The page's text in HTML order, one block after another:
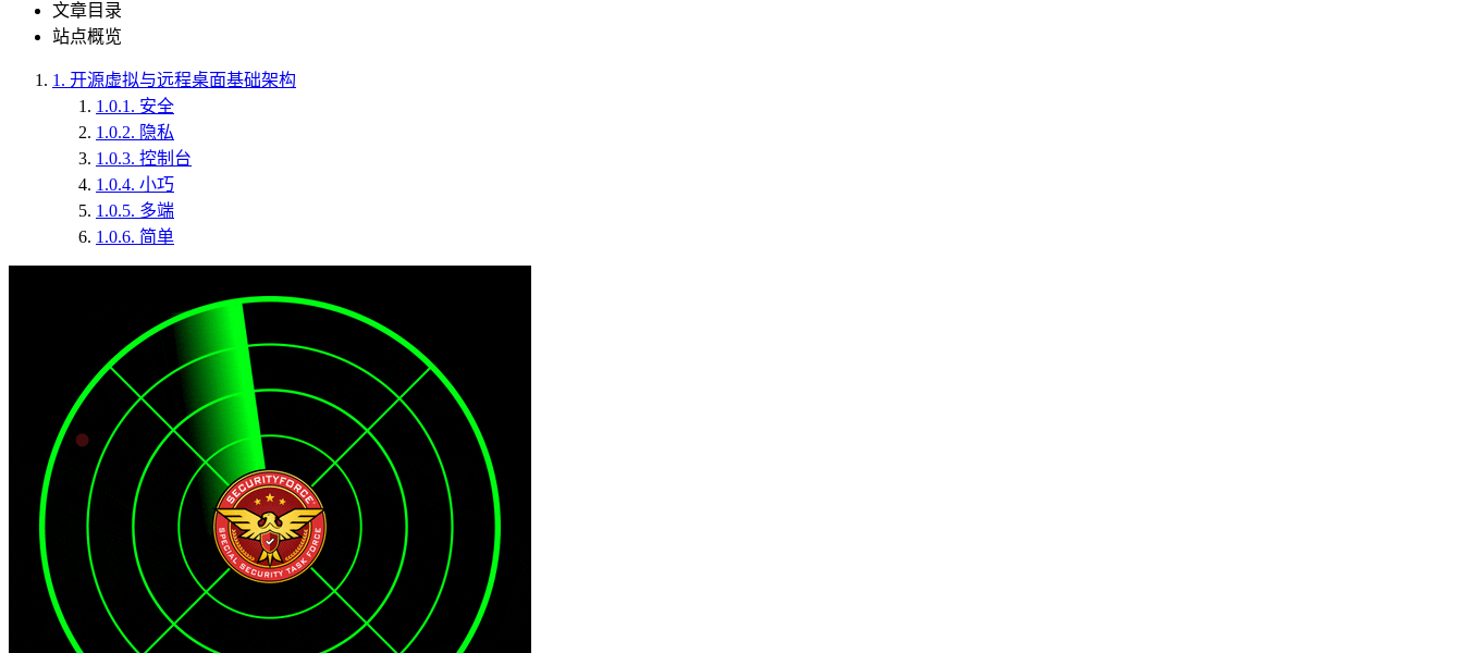
文章目录
站点概览
1. 开源虚拟与远程桌面基础架构
1.0.1. 安全
1.0.2. 隐私
1.0.3. 控制台
1.0.4. 小巧
1.0.5. 多端
1.0.6. 简单